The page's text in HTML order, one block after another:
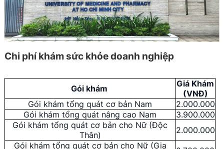
Chi phí khám sức khỏe doanh nghiệp
Gói khám
Giá Khám
(VNĐ)
Gói khám tổng quát cơ bản Nam
2.000.000
Gói khám tổng quát nâng cao Nam
3.900.000
Gói khám tổng quát cơ bản cho Nữ (Độc
Thân)
2.000.000
Gói khám tổng quát cơ bản cho Nữ (Gia